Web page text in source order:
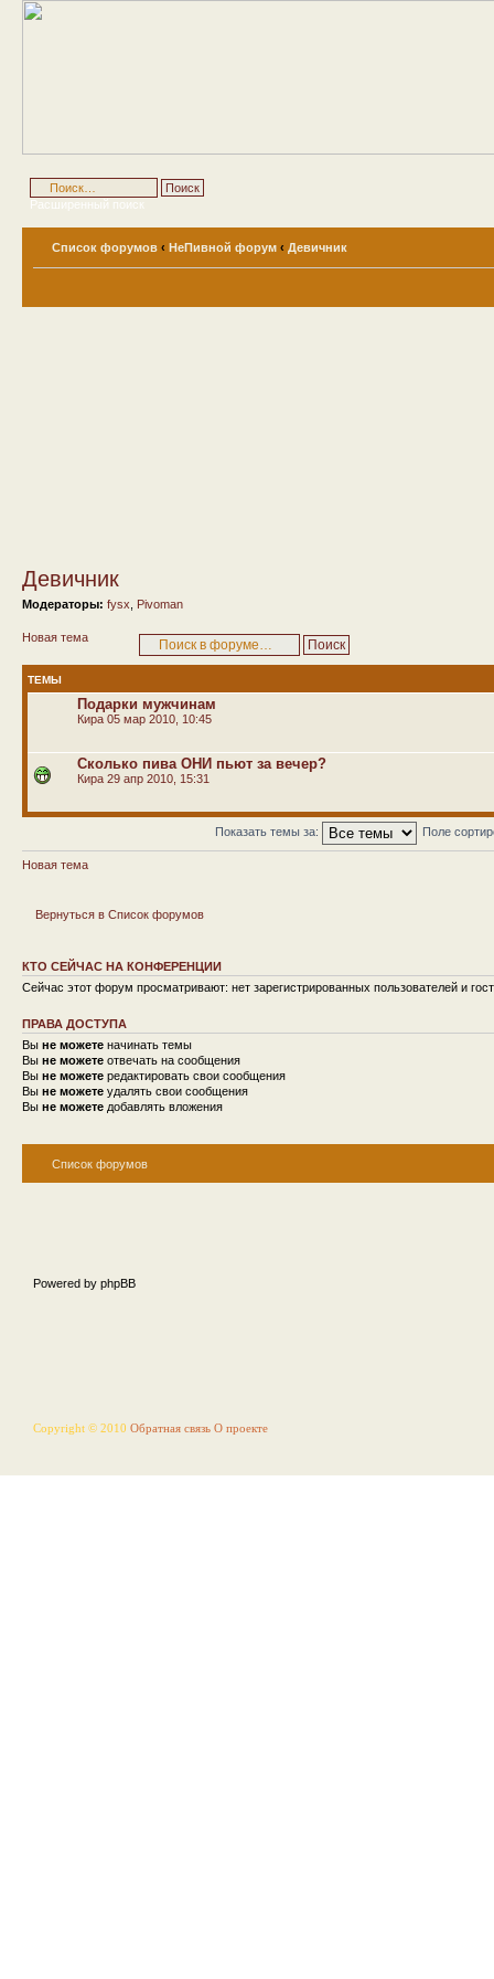
Расширенный поиск
Список форумов ‹ НеПивной форум ‹ Девичник
Девичник
Модераторы: fysx Pivoman
Новая тема
ТЕМЫ
Подарки мужчинам
Кира 05 мар 2010, 10:45
Сколько пива ОНИ пьют за вечер?
Кира 29 апр 2010, 15:31
Показать темы за: Поле
Новая тема
Вернуться в Список форумов
КТО СЕЙЧАС НА КОНФЕРЕНЦИИ
Сейчас этот форум просматривают: нет зарегистрированных пользователей и
ПРАВА ДОСТУПА
Вы не можете начинать темы
Вы не можете отвечать на сообщения
Вы не можете редактировать свои сообщения
Вы не можете удалять свои сообщения
Вы не можете добавлять вложения
Список форумов
Powered by phpBB
Copyright © 2010 Обратная связь О проекте